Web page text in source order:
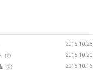
2015.10.23
(1) 2015.10.20
(0) 2015.10.16